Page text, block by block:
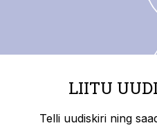
LIITU
Telli uudiskiri ning